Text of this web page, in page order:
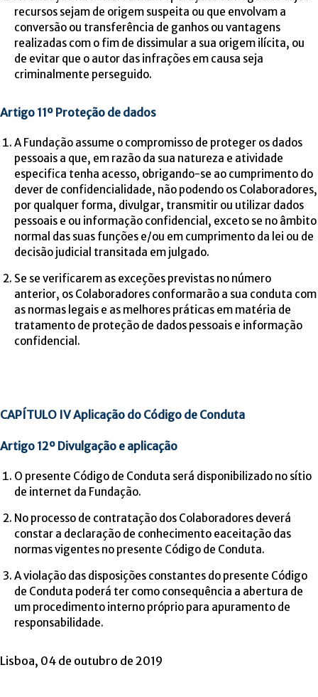
recursos sejam de origem suspeita ou que envolvam a
conversão ou transferência de ganhos ou vantagens
realizadas com o fim de dissimular a sua origem ilícita, ou
de evitar que o autor das infrações em causa seja
criminalmente perseguido.
Artigo 11º Proteção de dados
A Fundação assume o compromisso de proteger os dados
pessoais a que, em razão da sua natureza e atividade
especifica tenha acesso, obrigando-se ao cumprimento do
dever de confidencialidade, não podendo os Colaboradores,
por qualquer forma, divulgar, transmitir ou utilizar dados
pessoais e ou informação confidencial, exceto se no âmbito
normal das suas funções e/ou em cumprimento da lei ou de
decisão judicial transitada em julgado.
Se se verificarem as exceções previstas no número
anterior, os Colaboradores conformarão a sua conduta com
as normas legais e as melhores práticas em matéria de
tratamento de proteção de dados pessoais e informação
confidencial.
CAPÍTULO IV Aplicação do Código de Conduta
Artigo 12º Divulgação e aplicação
O presente Código de Conduta será disponibilizado no sítio
de internet da Fundação.
No processo de contratação dos Colaboradores deverá
constar a declaração de conhecimento eaceitação das
normas vigentes no presente Código de Conduta.
A violação das disposições constantes do presente Código
de Conduta poderá ter como consequência a abertura de
um procedimento interno próprio para apuramento de
responsabilidade.
Lisboa, 04 de outubro de 2019